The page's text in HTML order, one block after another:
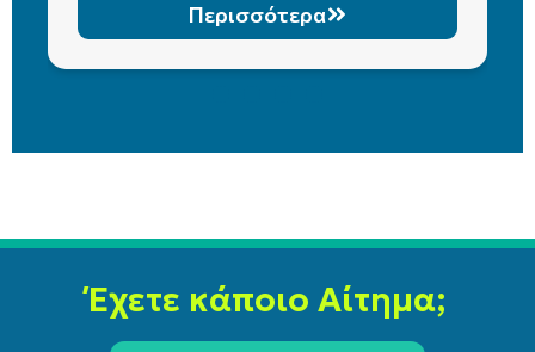
Περισσότερα
Έχετε κάποιο Αίτημα;